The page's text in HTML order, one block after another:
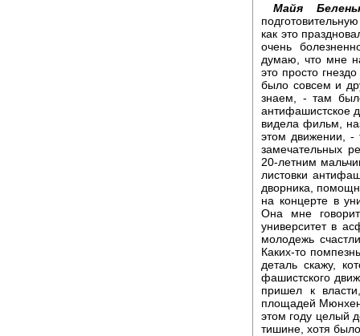
Майя
как это
очень
думаю, что мне
это просто
было совсем и
знаем, - там
антифашистское
видела фильм,
этом движении, -
замечательных
20-летним
листовки
дворника,
на концерте в
Она мне
университет в
молодежь
Каких-то
деталь скажу,
фашистского
пришел к
площадей
этом году целый
тишине, хотя